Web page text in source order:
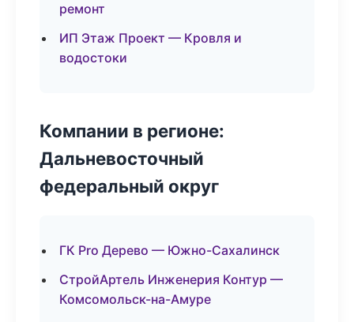
ремонт
ИП Этаж Проект — Кровля и
водостоки
Компании в регионе:
Дальневосточный
федеральный округ
ГК Pro Дерево — Южно-Сахалинск
СтройАртель Инженерия Контур —
Комсомольск-на-Амуре